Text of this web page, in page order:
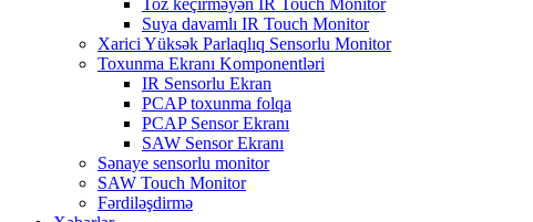
Toz keçirməyən IR Touch Monitor
Suya davamlı IR Touch Monitor
Xarici Yüksək Parlaqlıq Sensorlu Monitor
Toxunma Ekranı Komponentləri
IR Sensorlu Ekran
PCAP toxunma folqa
PCAP Sensor Ekranı
SAW Sensor Ekranı
Sənaye sensorlu monitor
SAW Touch Monitor
Fərdiləşdirmə